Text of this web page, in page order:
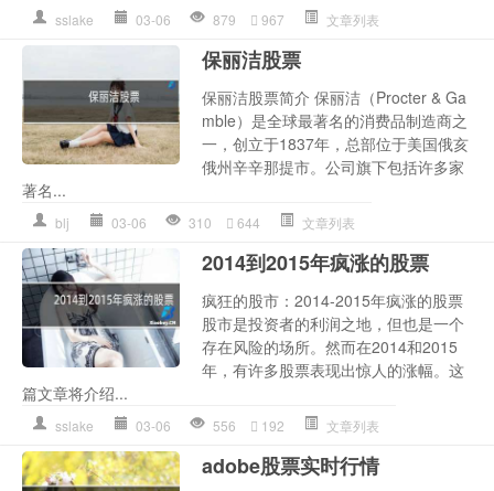
sslake 03-06 879 967 文章列表
保丽洁股票
保丽洁股票简介 保丽洁（Procter & Ga
mble）是全球最著名的消费品制造商之
一，创立于1837年，总部位于美国俄亥
俄州辛辛那提市。公司旗下包括许多家
著名...
blj 03-06 310 644 文章列表
2014到2015年疯涨的股票
疯狂的股市：2014-2015年疯涨的股票
股市是投资者的利润之地，但也是一个
存在风险的场所。然而在2014和2015
年，有许多股票表现出惊人的涨幅。这
篇文章将介绍...
sslake 03-06 556 192 文章列表
adobe股票实时行情